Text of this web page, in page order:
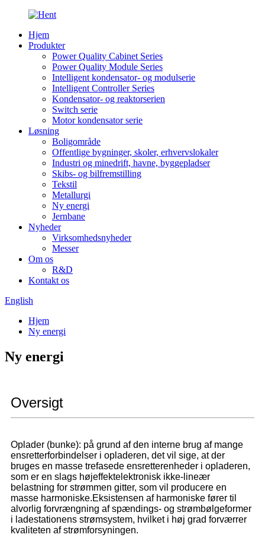
Hjem
Produkter
Power Quality Cabinet Series
Power Quality Module Series
Intelligent kondensator- og modulserie
Intelligent Controller Series
Kondensator- og reaktorserien
Switch serie
Motor kondensator serie
Løsning
Boligområde
Offentlige bygninger, skoler, erhvervslokaler
Industri og minedrift, havne, byggepladser
Skibs- og bilfremstilling
Tekstil
Metallurgi
Ny energi
Jernbane
Nyheder
Virksomhedsnyheder
Messer
Om os
R&D
Kontakt os
English
Hjem
Ny energi
Ny energi
Oversigt
Oplader (bunke): på grund af den interne brug af mange
ensretterforbindelser i opladeren, det vil sige, at der
bruges en masse trefasede ensretterenheder i opladeren,
som er en slags højeffektelektronisk ikke-lineær
belastning for strømmen gitter, som vil producere en
masse harmoniske.Eksistensen af ​​harmoniske fører til
alvorlig forvrængning af spændings- og strømbølgeformer
i ladestationens strømsystem, hvilket i høj grad forværrer
kvaliteten af ​​strømforsyningen.